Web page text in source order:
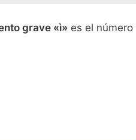
grave «ì» es el número